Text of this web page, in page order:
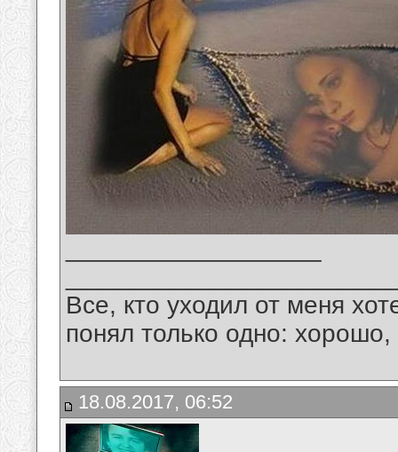
Все, кто уходил от меня
понял только одно:
18.08.2017, 06:52